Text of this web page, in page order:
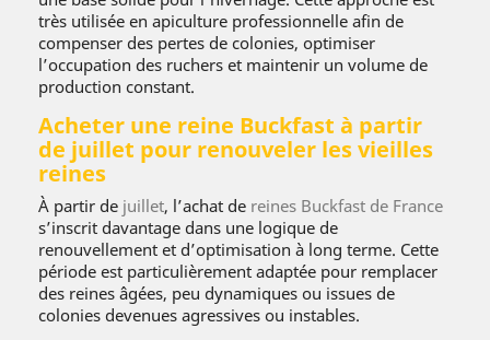
très utilisée en apiculture professionnelle afin de
compenser des pertes de colonies, optimiser
l’occupation des ruchers et maintenir un volume de
production constant.
Acheter une reine Buckfast à partir
de juillet pour renouveler les vieilles
reines
À partir de juillet, l’achat de reines Buckfast de France
s’inscrit davantage dans une logique de
renouvellement et d’optimisation à long terme. Cette
période est particulièrement adaptée pour remplacer
des reines âgées, peu dynamiques ou issues de
colonies devenues agressives ou instables.